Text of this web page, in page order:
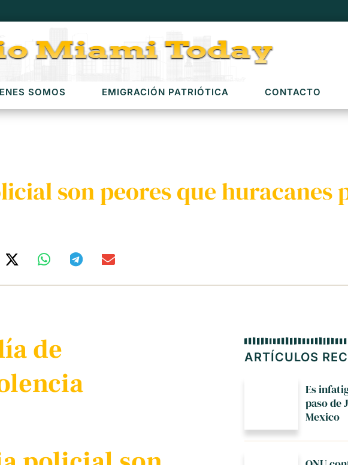
SOMOS EMIGRACIÓN PATRIÓTICA CONTACTO
son peores que huracanes
de
ARTÍCULOS
Es
paso de
Mexico